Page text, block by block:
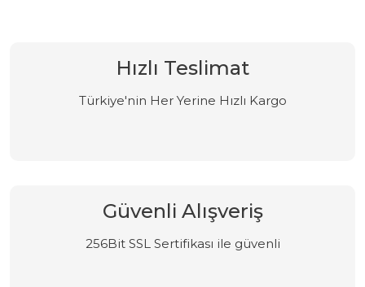
Hızlı Teslimat
Türkiye'nin Her Yerine Hızlı Kargo
Güvenli Alışveriş
256Bit SSL Sertifikası ile güvenli